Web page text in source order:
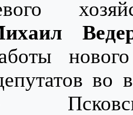
во